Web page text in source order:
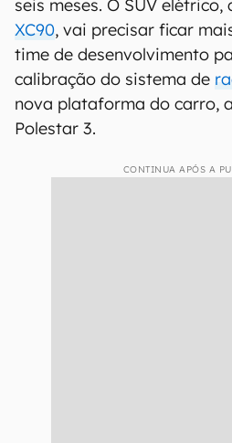
seis meses. O SUV
XC90, vai precisar ficar
time de desenvolvimento
calibração do sistema de
nova plataforma do carro,
Polestar 3.
CONTINUA APÓS A